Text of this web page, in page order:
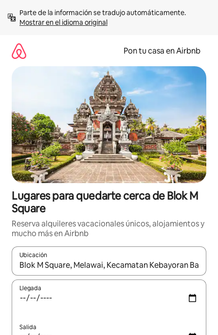
contenidoMostrar en el idioma original
Pon tu casa en Airbnb
Lugares para quedarte cerca de Blok M
Square
Reserva alquileres vacacionales únicos, alojamientos y
mucho más en Airbnb
Ubicación
Cuando los resultados estén disponibles, navega con las
Llegada
Salida